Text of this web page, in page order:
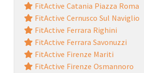
FitActive Catania Piazza Roma
FitActive Cernusco Sul Naviglio
FitActive Ferrara Righini
FitActive Ferrara Savonuzzi
FitActive Firenze Mariti
FitActive Firenze Osmannoro